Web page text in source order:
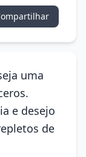
uma
e desejo
de